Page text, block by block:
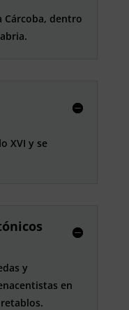
Cárcoba, dentro
XVI y se
y
en